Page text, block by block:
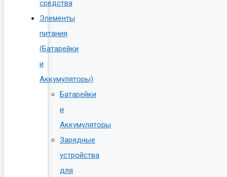
средства
Элементы
питания
(Батарейки
и
Аккумуляторы)
Батарейки
и
Аккумуляторы
Зарядные
устройства
для